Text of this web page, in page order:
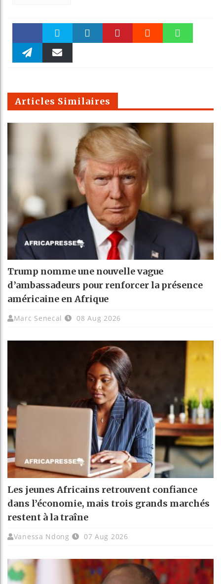
Faceboo Twitter
m
Articles Similaires
Trump nomme une nouvelle vague
d’ambassadeurs pour renforcer la présence
américaine en Afrique
Marc Senecal 08 Aug 2026
Les jeunes Africains retrouvent confiance
dans l’économie, mais trois grands marchés
restent à la traîne
Vanessa Ndong 07 Aug 2026